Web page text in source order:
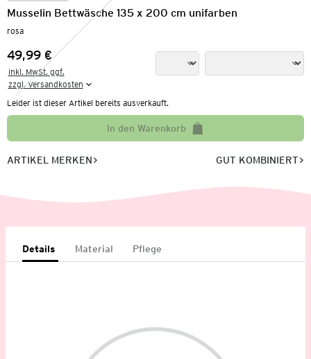
Musselin Bettwäsche 135 x 200 cm unifarben
rosa
Preis:
49,99 €
inkl. MwSt. ggf.
zzgl. Versandkosten
Leider ist dieser Artikel bereits ausverkauft.
In den Warenkorb
ARTIKEL MERKEN GUT KOMBINIERT
Details Material Pflege